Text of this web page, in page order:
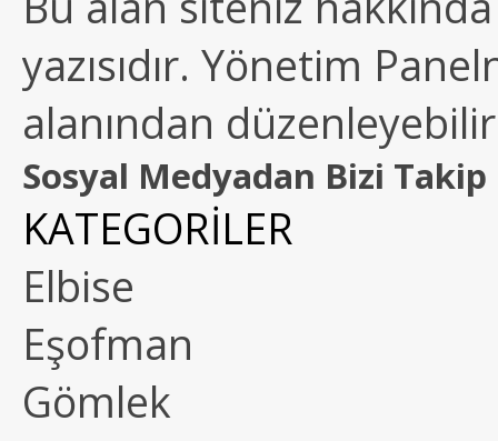
yazısıdır. Yönetim
alanından
Sosyal Medyadan Bizi Takip
KATEGORİLER
Elbise
Eşofman
Gömlek